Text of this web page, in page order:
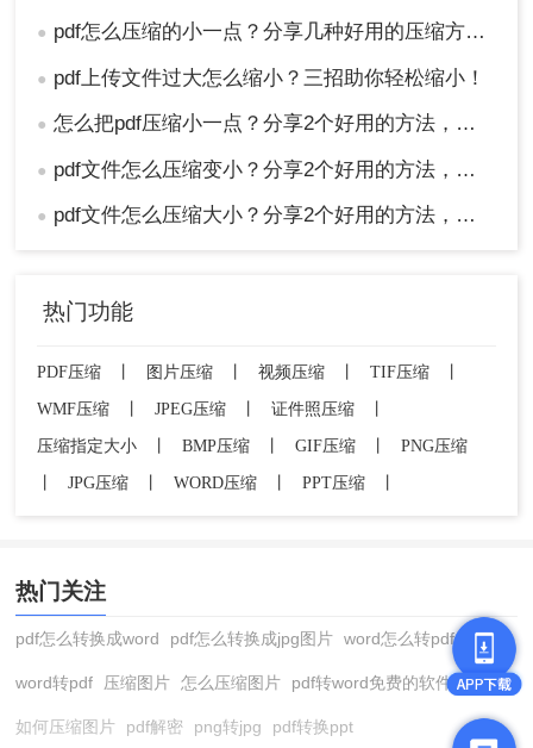
● pdf怎么压缩的小一点？分享几种好用的压缩方法！
● pdf上传文件过大怎么缩小？三招助你轻松缩小！
● 怎么把pdf压缩小一点？分享2个好用的方法，简单又快捷
● pdf文件怎么压缩变小？分享2个好用的方法，简单又快捷！
● pdf文件怎么压缩大小？分享2个好用的方法，简单又快捷
热门功能
PDF压缩 图片压缩 视频压缩 TIF压缩
WMF压缩
JPEG压缩 证件照压缩
压缩指定大小
BMP压缩 GIF压缩
PNG压缩
JPG压缩 WORD压缩 PPT压缩
热门关注
pdf怎么转换成word pdf怎么转换成jpg图片 word怎么转pdf
word转pdf 压缩图片 怎么压缩图片 pdf转word免费的软件
如何压缩图片 pdf解密 png转jpg pdf转换ppt